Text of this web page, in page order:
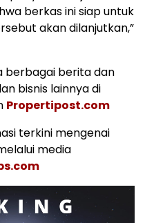
berkas ini siap untuk
akan dilanjutkan,”
berbagai berita dan
bisnis lainnya di
Propertipost.com
terkini mengenai
media